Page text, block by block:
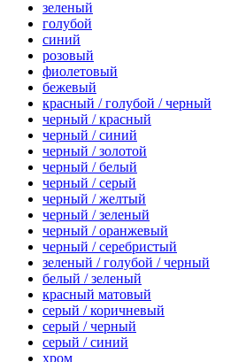
зеленый
голубой
синий
розовый
фиолетовый
бежевый
красный / голубой / черный
черный / красный
черный / синий
черный / золотой
черный / белый
черный / серый
черный / желтый
черный / зеленый
черный / оранжевый
черный / серебристый
зеленый / голубой / черный
белый / зеленый
красный матовый
серый / коричневый
серый / черный
серый / синий
хром